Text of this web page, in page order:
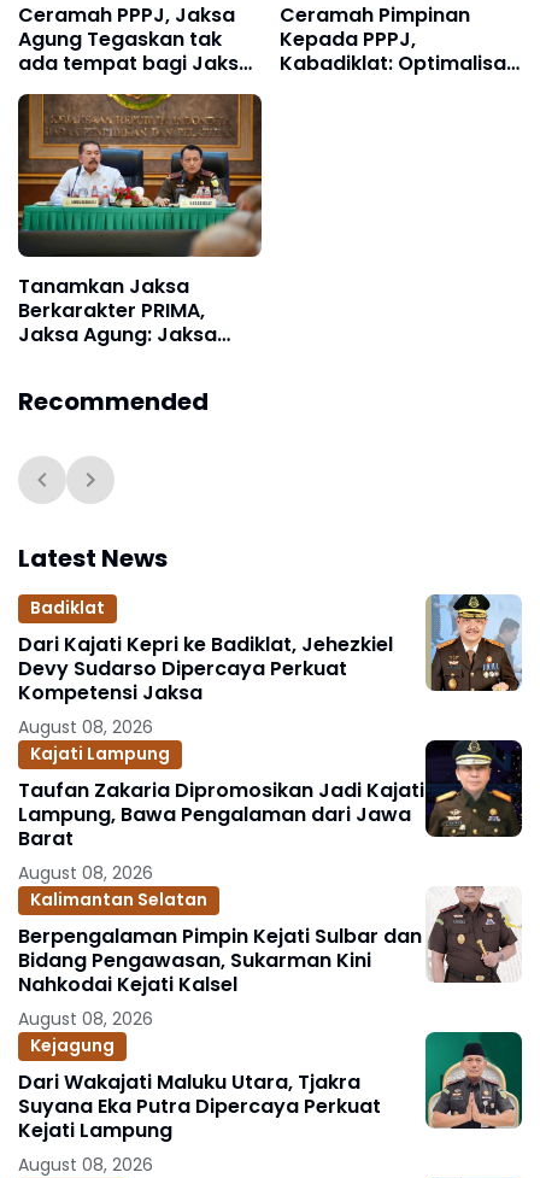
Ceramah PPPJ, Jaksa
Agung Tegaskan tak
ada tempat bagi Jaksa
yang tidak Berintegritas
dan Bermoral di
Kejaksaan
Ceramah Pimpinan
Kepada PPPJ,
Kabadiklat: Optimalisasi
Tanamkan Jaksa
Berkarakter PRIMA,
Jaksa Agung: Jaksa
yang baik dan mulia
Recommended
Latest News
Badiklat
Dari Kajati Kepri ke Badiklat, Jehezkiel
Devy Sudarso Dipercaya Perkuat
Kompetensi Jaksa
August 08, 2026
Kajati Lampung
Taufan Zakaria Dipromosikan Jadi Kajati
Lampung, Bawa Pengalaman dari Jawa
Barat
August 08, 2026
Kalimantan Selatan
Berpengalaman Pimpin Kejati Sulbar dan
Bidang Pengawasan, Sukarman Kini
Nahkodai Kejati Kalsel
August 08, 2026
Kejagung
Dari Wakajati Maluku Utara, Tjakra
Suyana Eka Putra Dipercaya Perkuat
Kejati Lampung
August 08, 2026